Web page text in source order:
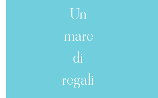
Un
mare
di
regali